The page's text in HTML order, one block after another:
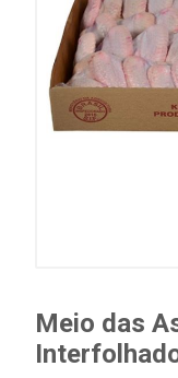
Meio das